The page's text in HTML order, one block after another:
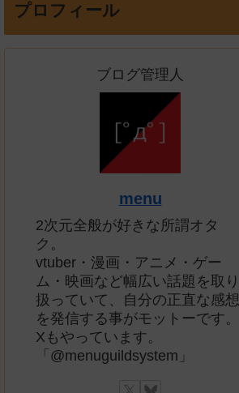
プロフィール
ブログ管理人
menu
2次元全般が好きな所謂オタ
ク。
vtuber・漫画・アニメ・ゲー
ム・映画など幅広い話題を取り
扱っていて、自分の正直な感想
を発信する事がモットーです。
Xもやっています。
「@menuguildsystem」